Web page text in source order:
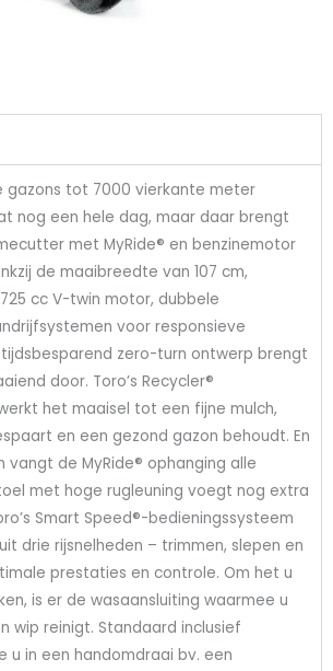
gazons tot 7000 vierkante meter
nog een hele dag, maar daar brengt
met MyRide® en benzinemotor
de maaibreedte van 107 cm,
cc V-twin motor, dubbele
voor responsieve
zero-turn ontwerp brengt
door. Toro’s Recycler®
het maaisel tot een fijne mulch,
en een gezond gazon behoudt. En
vangt de MyRide® ophanging alle
met hoge rugleuning voegt nog extra
Smart Speed®-bedieningssysteem
drie rijsnelheden – trimmen, slepen en
prestaties en controle. Om het u
is er de wasaansluiting waarmee u
wip reinigt. Standaard inclusief
u in een handomdraai bv. een